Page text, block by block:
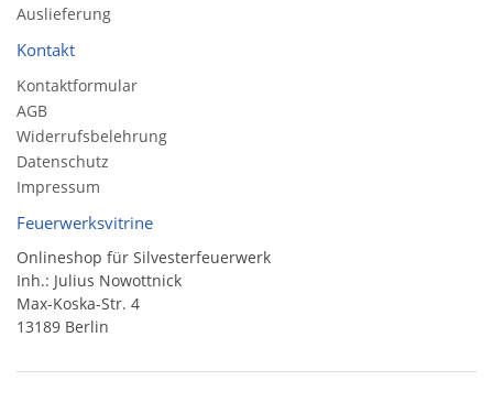
Auslieferung
Kontakt
Kontaktformular
AGB
Widerrufsbelehrung
Datenschutz
Impressum
Feuerwerksvitrine
Onlineshop für Silvesterfeuerwerk
Inh.: Julius Nowottnick
Max-Koska-Str. 4
13189 Berlin